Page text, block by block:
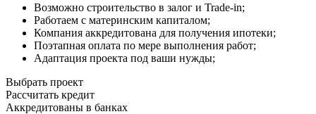
Возможно строительство в залог и Trade-in;
Работаем с материнским капиталом;
Компания аккредитована для получения ипотеки;
Поэтапная оплата по мере выполнения работ;
Адаптация проекта под ваши нужды;
Выбрать проект
Рассчитать кредит
Аккредитованы в банках